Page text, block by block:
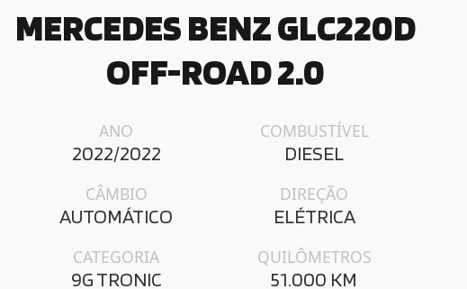
MERCEDES BENZ GLC220D
OFF-ROAD 2.0
ANO
2022/2022
COMBUSTÍVEL
DIESEL
CÂMBIO
AUTOMÁTICO
DIREÇÃO
ELÉTRICA
CATEGORIA
9G TRONIC
QUILÔMETROS
51.000 KM